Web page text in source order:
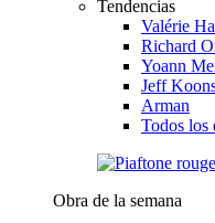
Tendencias
Valérie
Richard
Yoann
Jeff
Arman
Todos los
Obra de la semana